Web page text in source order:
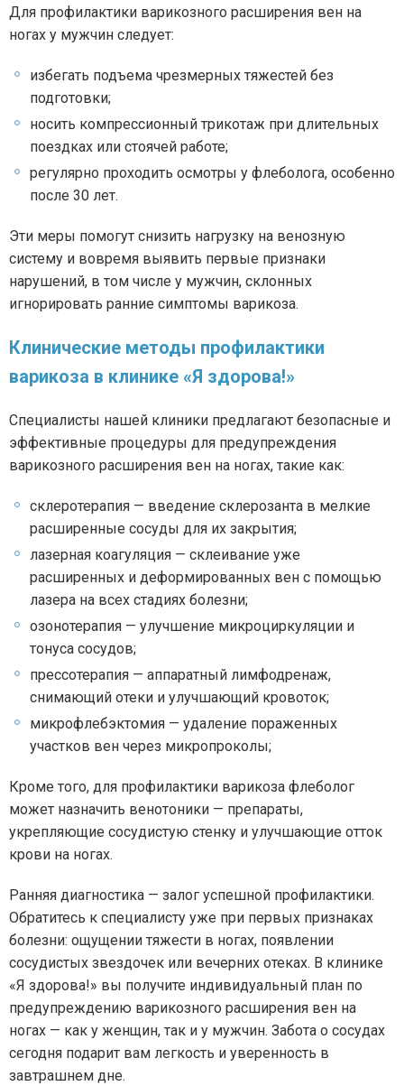
Для профилактики варикозного расширения вен на
ногах у мужчин следует:
избегать подъема чрезмерных тяжестей без
подготовки;
носить компрессионный трикотаж при длительных
поездках или стоячей работе;
регулярно проходить осмотры у флеболога, особенно
после 30 лет.
Эти меры помогут снизить нагрузку на венозную
систему и вовремя выявить первые признаки
нарушений, в том числе у мужчин, склонных
игнорировать ранние симптомы варикоза.
Клинические методы профилактики
варикоза в клинике «Я здорова!»
Специалисты нашей клиники предлагают безопасные и
эффективные процедуры для предупреждения
варикозного расширения вен на ногах, такие как:
склеротерапия — введение склерозанта в мелкие
расширенные сосуды для их закрытия;
лазерная коагуляция — склеивание уже
расширенных и деформированных вен с помощью
лазера на всех стадиях болезни;
озонотерапия — улучшение микроциркуляции и
тонуса сосудов;
прессотерапия — аппаратный лимфодренаж,
снимающий отеки и улучшающий кровоток;
микрофлебэктомия — удаление пораженных
участков вен через микропроколы;
Кроме того, для профилактики варикоза флеболог
может назначить венотоники — препараты,
укрепляющие сосудистую стенку и улучшающие отток
крови на ногах.
Ранняя диагностика — залог успешной профилактики.
Обратитесь к специалисту уже при первых признаках
болезни: ощущении тяжести в ногах, появлении
сосудистых звездочек или вечерних отеках. В клинике
«Я здорова!» вы получите индивидуальный план по
предупреждению варикозного расширения вен на
ногах — как у женщин, так и у мужчин. Забота о сосудах
сегодня подарит вам легкость и уверенность в
завтрашнем дне.